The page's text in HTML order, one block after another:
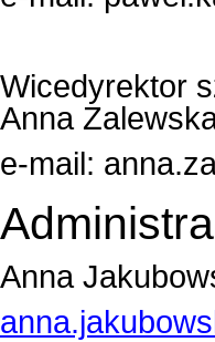
Wicedyrektor
Anna
e-mail:
Anna